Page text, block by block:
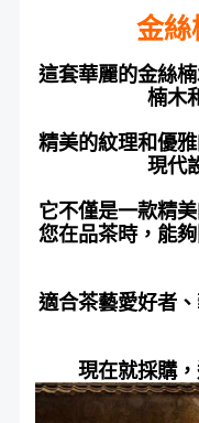
金絲
這套華麗的金絲
楠木
精美的紋理和優
現代
它不僅是一款精
您在品茶時，能
適合茶藝愛好者
現在就採購